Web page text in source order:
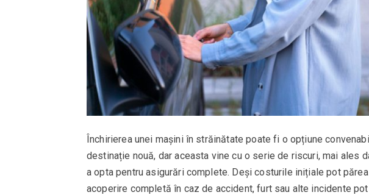
Închirierea unei mașini în străinătate poate fi o opțiune
destinație nouă, dar aceasta vine cu o serie de riscuri, mai ales
a opta pentru asigurări complete. Deși costurile inițiale pot
acoperire completă în caz de accident, furt sau alte incidente